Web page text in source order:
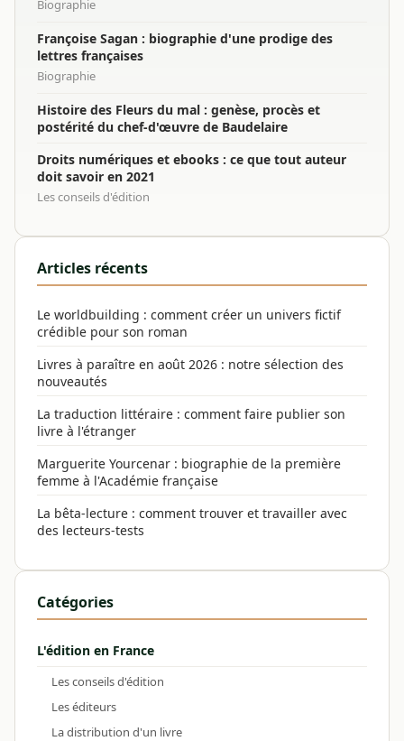
Biographie
Françoise Sagan : biographie d'une prodige des
lettres françaises
Biographie
Histoire des Fleurs du mal : genèse, procès et
postérité du chef-d'œuvre de Baudelaire
Droits numériques et ebooks : ce que tout auteur
doit savoir en 2021
Les conseils d'édition
Articles récents
Le worldbuilding : comment créer un univers fictif
crédible pour son roman
Livres à paraître en août 2026 : notre sélection des
nouveautés
La traduction littéraire : comment faire publier son
livre à l'étranger
Marguerite Yourcenar : biographie de la première
femme à l'Académie française
La bêta-lecture : comment trouver et travailler avec
des lecteurs-tests
Catégories
L'édition en France
Les conseils d'édition
Les éditeurs
La distribution d'un livre